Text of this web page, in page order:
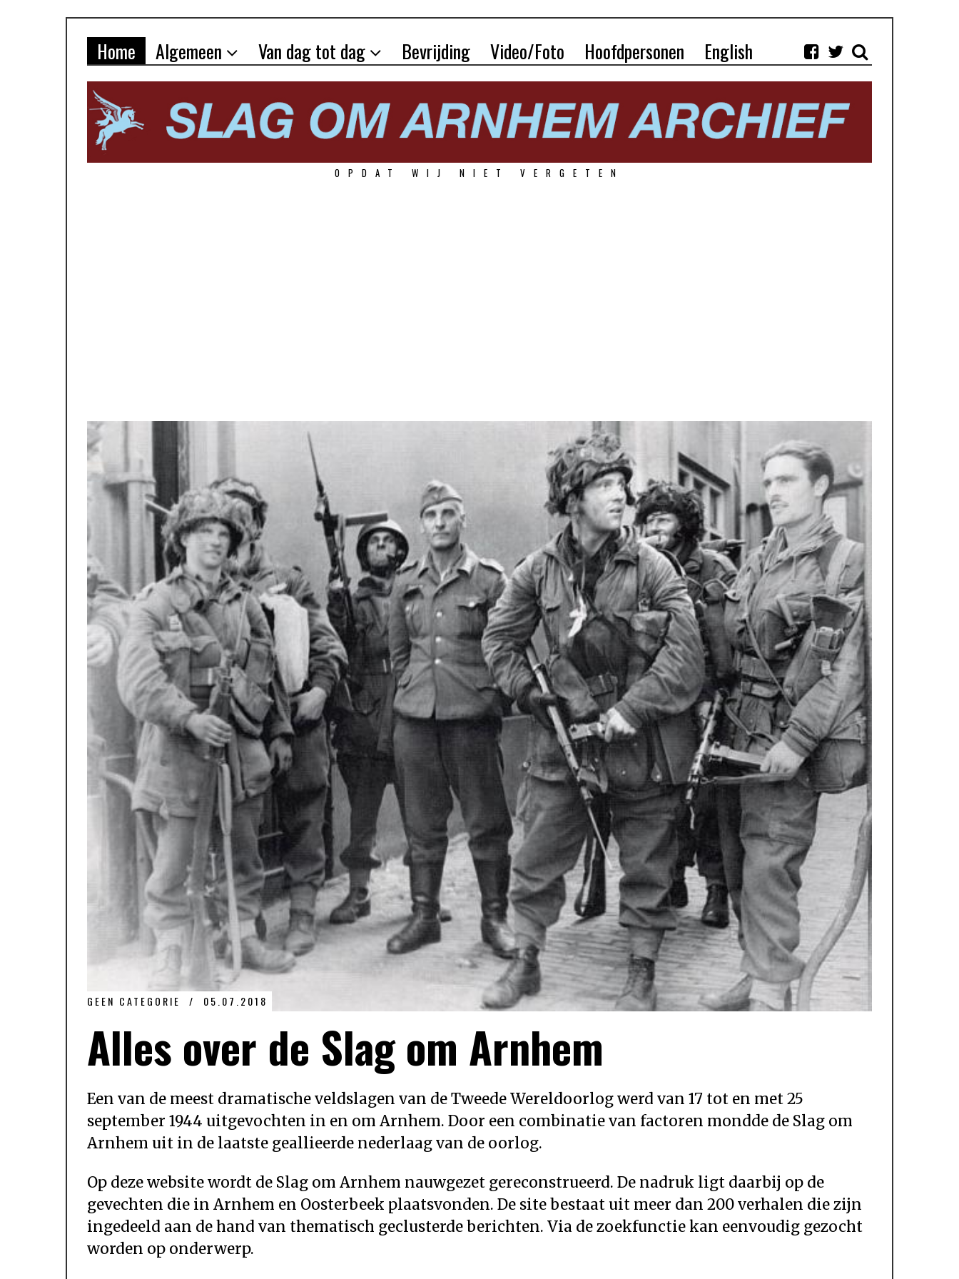
Home Algemeen Van dag tot dag Bevrijding Video/Foto Hoofdpersonen English
OPDAT WIJ NIET VERGETEN
GEEN CATEGORIE 05.07.2018
Alles over de Slag om Arnhem
Een van de meest dramatische veldslagen van de Tweede Wereldoorlog werd van 17 tot en met 25
september 1944 uitgevochten in en om Arnhem. Door een combinatie van factoren mondde de Slag om
Arnhem uit in de laatste geallieerde nederlaag van de oorlog.
Op deze website wordt de Slag om Arnhem nauwgezet gereconstrueerd. De nadruk ligt daarbij op de
gevechten die in Arnhem en Oosterbeek plaatsvonden. De site bestaat uit meer dan 200 verhalen die zijn
ingedeeld aan de hand van thematisch geclusterde berichten. Via de zoekfunctie kan eenvoudig gezocht
worden op onderwerp.